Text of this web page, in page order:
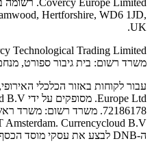
Hertforshire, WD6 1JD,
UK.
משרד רשום: בית גיבור ספורט, מנחם בגין 7, רמת גן
ה-DNB לבצע את עסקי מוסד הכסף האלקטרוני (מספר יחס: R142701).